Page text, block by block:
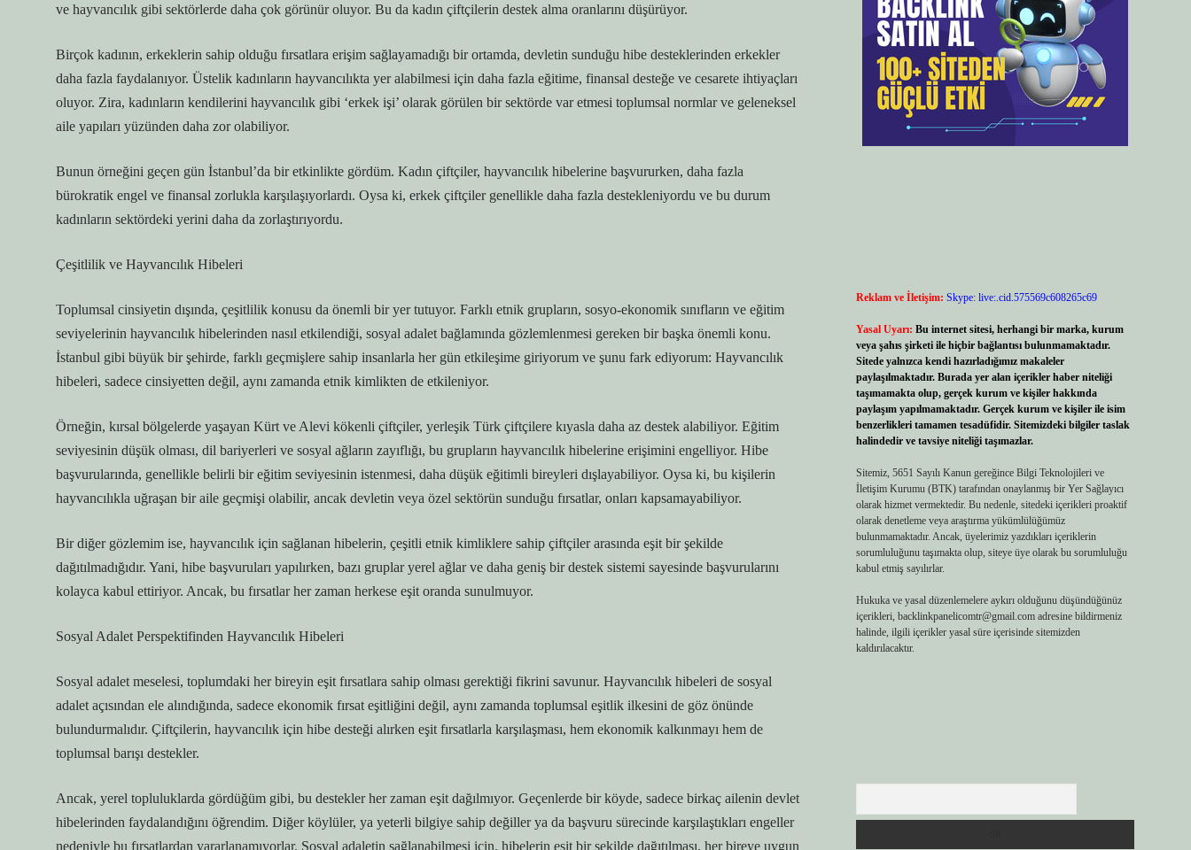
ve hayvancılık gibi sektörlerde daha çok görünür oluyor. Bu da kadın çiftçilerin destek alma oranlarını düşürüyor.
Birçok kadının, erkeklerin sahip olduğu fırsatlara erişim sağlayamadığı bir ortamda, devletin sunduğu hibe desteklerinden erkekler
daha fazla faydalanıyor. Üstelik kadınların hayvancılıkta yer alabilmesi için daha fazla eğitime, finansal desteğe ve cesarete ihtiyaçları
oluyor. Zira, kadınların kendilerini hayvancılık gibi ‘erkek işi’ olarak görülen bir sektörde var etmesi toplumsal normlar ve geleneksel
aile yapıları yüzünden daha zor olabiliyor.
Bunun örneğini geçen gün İstanbul’da bir etkinlikte gördüm. Kadın çiftçiler, hayvancılık hibelerine başvururken, daha fazla
bürokratik engel ve finansal zorlukla karşılaşıyorlardı. Oysa ki, erkek çiftçiler genellikle daha fazla destekleniyordu ve bu durum
kadınların sektördeki yerini daha da zorlaştırıyordu.
Çeşitlilik ve Hayvancılık Hibeleri
Toplumsal cinsiyetin dışında, çeşitlilik konusu da önemli bir yer tutuyor. Farklı etnik grupların, sosyo-ekonomik sınıfların ve eğitim
seviyelerinin hayvancılık hibelerinden nasıl etkilendiği, sosyal adalet bağlamında gözlemlenmesi gereken bir başka önemli konu.
İstanbul gibi büyük bir şehirde, farklı geçmişlere sahip insanlarla her gün etkileşime giriyorum ve şunu fark ediyorum: Hayvancılık
hibeleri, sadece cinsiyetten değil, aynı zamanda etnik kimlikten de etkileniyor.
Örneğin, kırsal bölgelerde yaşayan Kürt ve Alevi kökenli çiftçiler, yerleşik Türk çiftçilere kıyasla daha az destek alabiliyor. Eğitim
seviyesinin düşük olması, dil bariyerleri ve sosyal ağların zayıflığı, bu grupların hayvancılık hibelerine erişimini engelliyor. Hibe
başvurularında, genellikle belirli bir eğitim seviyesinin istenmesi, daha düşük eğitimli bireyleri dışlayabiliyor. Oysa ki, bu kişilerin
hayvancılıkla uğraşan bir aile geçmişi olabilir, ancak devletin veya özel sektörün sunduğu fırsatlar, onları kapsamayabiliyor.
Bir diğer gözlemim ise, hayvancılık için sağlanan hibelerin, çeşitli etnik kimliklere sahip çiftçiler arasında eşit bir şekilde
dağıtılmadığıdır. Yani, hibe başvuruları yapılırken, bazı gruplar yerel ağlar ve daha geniş bir destek sistemi sayesinde başvurularını
kolayca kabul ettiriyor. Ancak, bu fırsatlar her zaman herkese eşit oranda sunulmuyor.
Sosyal Adalet Perspektifinden Hayvancılık Hibeleri
Sosyal adalet meselesi, toplumdaki her bireyin eşit fırsatlara sahip olması gerektiği fikrini savunur. Hayvancılık hibeleri de sosyal
adalet açısından ele alındığında, sadece ekonomik fırsat eşitliğini değil, aynı zamanda toplumsal eşitlik ilkesini de göz önünde
bulundurmalıdır. Çiftçilerin, hayvancılık için hibe desteği alırken eşit fırsatlarla karşılaşması, hem ekonomik kalkınmayı hem de
toplumsal barışı destekler.
Ancak, yerel topluluklarda gördüğüm gibi, bu destekler her zaman eşit dağılmıyor. Geçenlerde bir köyde, sadece birkaç ailenin devlet
hibelerinden faydalandığını öğrendim. Diğer köylüler, ya yeterli bilgiye sahip değiller ya da başvuru sürecinde karşılaştıkları engeller
nedeniyle bu fırsatlardan yararlanamıyorlar. Sosyal adaletin sağlanabilmesi için, hibelerin eşit bir şekilde dağıtılması, her bireye uygun
Reklam ve İletişim: Skype: live:.cid.575569c608265c69
Yasal Uyarı: Bu internet sitesi, herhangi bir marka, kurum
veya şahıs şirketi ile hiçbir bağlantısı bulunmamaktadır.
Sitede yalnızca kendi hazırladığımız makaleler
paylaşılmaktadır. Burada yer alan içerikler haber niteliği
taşımamakta olup, gerçek kurum ve kişiler hakkında
paylaşım yapılmamaktadır. Gerçek kurum ve kişiler ile isim
benzerlikleri tamamen tesadüfidir. Sitemizdeki bilgiler taslak
halindedir ve tavsiye niteliği taşımazlar.
Sitemiz, 5651 Sayılı Kanun gereğince Bilgi Teknolojileri ve
İletişim Kurumu (BTK) tarafından onaylanmış bir Yer Sağlayıcı
olarak hizmet vermektedir. Bu nedenle, sitedeki içerikleri proaktif
olarak denetleme veya araştırma yükümlülüğümüz
bulunmamaktadır. Ancak, üyelerimiz yazdıkları içeriklerin
sorumluluğunu taşımakta olup, siteye üye olarak bu sorumluluğu
kabul etmiş sayılırlar.
Hukuka ve yasal düzenlemelere aykırı olduğunu düşündüğünüz
içerikleri, backlinkpanelicomtr@gmail.comadresine bildirmeniz
halinde, ilgili içerikler yasal süre içerisinde sitemizden
kaldırılacaktır.